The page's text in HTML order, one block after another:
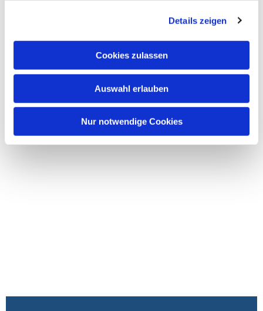
Details zeigen
Cookies zulassen
Auswahl erlauben
Nur notwendige Cookies